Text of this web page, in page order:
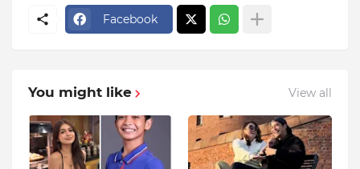
Facebook
You might like View all